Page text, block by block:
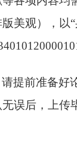
美观）， 以
提前准备好
误后，上传